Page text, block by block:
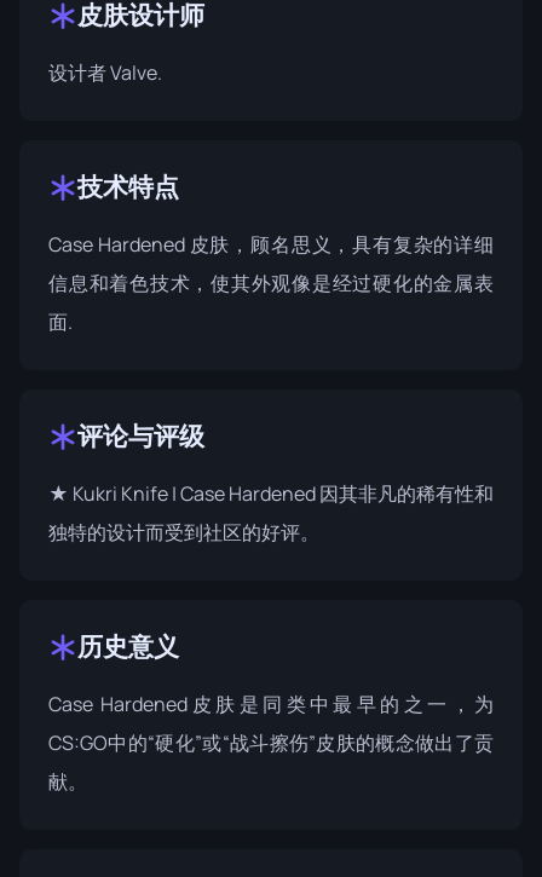
皮肤设计师
设计者Valve.
技术特点
Case Hardened 皮肤，顾名思义，具有复杂的详细
信息和着色技术，使其外观像是经过硬化的金属表
面.
评论与评级
★ Kukri Knife | Case Hardened 因其非凡的稀有性和
独特的设计而受到社区的好评。
历史意义
Case Hardened皮肤是同类中最早的之一，为
CS:GO中的“硬化”或“战斗擦伤”皮肤的概念做出了贡
献。